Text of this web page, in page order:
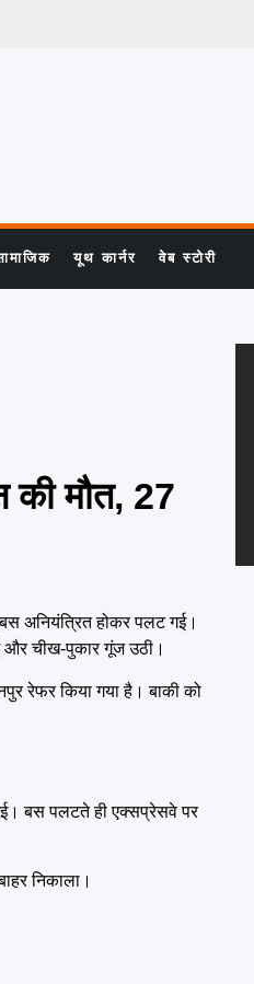
यूथ कार्नर वेब स्टोरी
मौत, 27
अनियंत्रित होकर पलट गई।
और चीख-पुकार गूंज उठी।
रेफर किया गया है। बाकी को
बस पलटते ही एक्सप्रेसवे पर
निकाला।